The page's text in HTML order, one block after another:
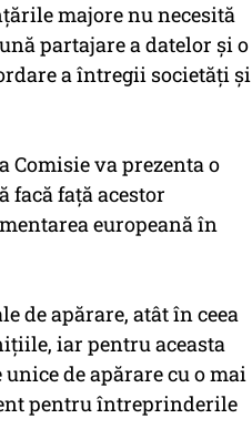
majore nu necesită
partajare a datelor şi o
a întregii societăţi şi
Comisie va prezenta o
facă faţă acestor
europeană în
de apărare, atât în ceea
iar pentru aceasta
de apărare cu o mai
pentru întreprinderile